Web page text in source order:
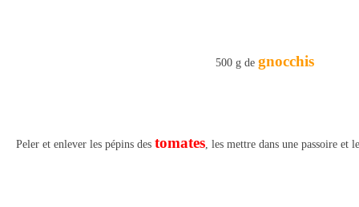
500 g de gnocchis
Peler et enlever les pépins des tomates, les mettre dans une passoire et